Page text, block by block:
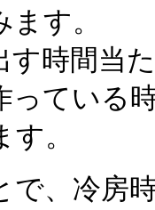
す。
す時間当
っている
。
、冷房